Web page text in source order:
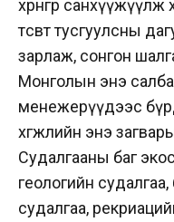
хөрөнгөөр
төсөвт тусгуулсны
зарлаж, сонгон
Монголын энэ
менежерүүдээс
хөгжлийн энэ
Судалгааны баг
геологийн
судалгаа,